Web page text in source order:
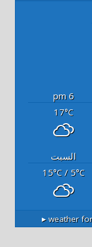
6 pm
17°C
السبت
15°C/ 5°C